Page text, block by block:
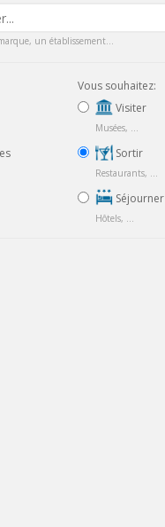
un établissement...
Vous souhaitez:
Visiter
Musées, ...
Sortir
Restaurants, ...
Séjourner
Hôtels, ...